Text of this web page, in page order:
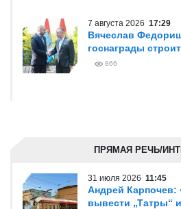
7 августа 2026 17:29
Вячеслав
госнаграды
866
ПРЯМАЯ РЕЧЬ/
31 июля 2026 11:45
Андрей
вывести „Татры“